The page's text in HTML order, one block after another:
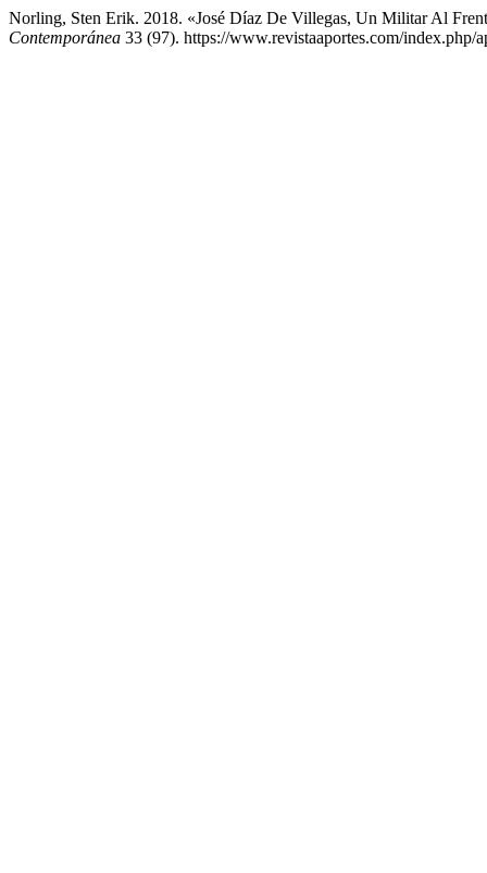
Norling, Sten Erik. 2018. «José Díaz De Villegas, Un Militar Al
Contemporánea 33 (97). https://www.revistaaportes.com/index.php/